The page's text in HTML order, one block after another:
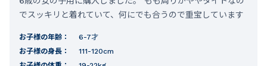
でスッキリと着れていて、何にでも合うので重宝しています
お子様の年齢：
6-7才
お子様の身長：
111-120cm